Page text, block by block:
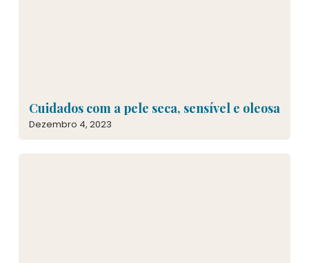
Cuidados com a pele seca, sensível e oleosa
Dezembro 4, 2023